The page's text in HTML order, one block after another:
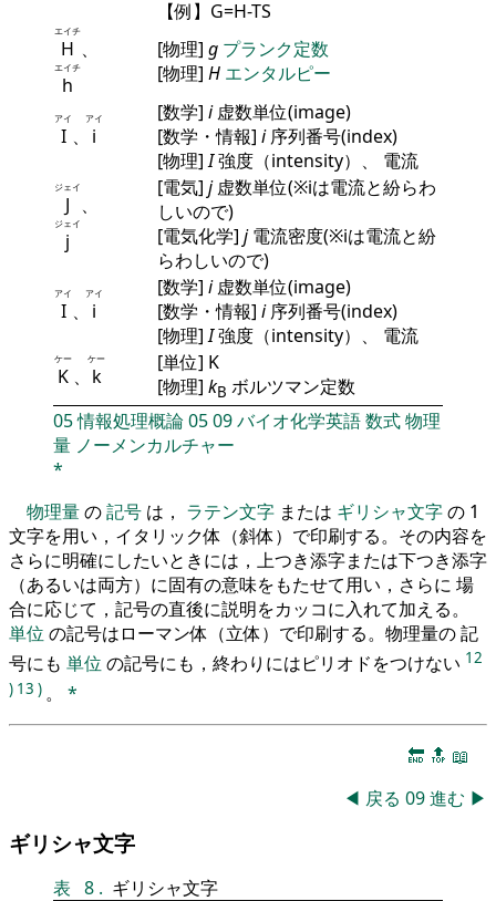
【例】G=H-TS
H
エイチ
、
h
エイチ
[物理] g プランク定数
[物理] H エンタルピー
I
アイ
、 i
アイ [数学] i虚数単位(image)
[数学・情報] i序列番号(index)
[物理]I強度（intensity）、 電流
J
ジェイ
、
j
ジェイ
[電気] j虚数単位(※iは電流と紛らわ
しいので)
[電気化学] j電流密度(※iは電流と紛
らわしいので)
I
アイ
、 i
アイ [数学] i虚数単位(image)
[数学・情報] i序列番号(index)
[物理]I強度（intensity）、 電流
K
ケー
、 k
ケー
[単位] K
[物理] kB ボルツマン定数
05情報処理概論0509バイオ化学英語数式物理
量 ノーメンカルチャー
*
物理量の記号 は， ラテン文字 または ギリシャ文字の 1
文字を用い，イタリック体（斜体）で印刷する。その内容を
さらに明確にしたいときには，上つき添字または下つき添字
（あるいは両方）に固有の意味をもたせて用い，さらに 場
合に応じて，記号の直後に説明をカッコに入れて加える。
単位 の記号はローマン体（立体）で印刷する。物理量の 記
号にも 単位の記号にも，終わりにはピリオドをつけない 12
) 13 ) 。 *
🔚 🔝 📖
◀ 戻る 09進む ▶
ギリシャ文字
表 8 . ギリシャ文字